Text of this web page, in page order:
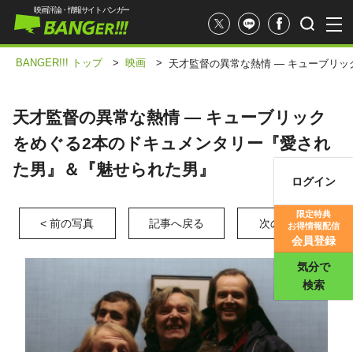
映画評価
映画評論・情報サイト バンガー
ログイン
限定特典
お得情報配信
会員登録
気分で
検索
BANGER!!! トップ > 映画 > 天才監督の異常な熱情 ― キューブリッ
天才監督の異常な熱情 ― キューブリック
をめぐる2本のドキュメンタリー『愛され
た男』＆『魅せられた男』
< 前の写真 記事へ戻る 次の写真 >